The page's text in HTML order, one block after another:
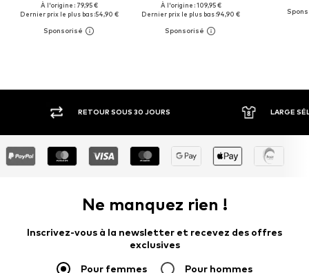
À l'origine : 79,95 €
Dernier prix le plus bas :54,90 €
À l'origine : 109,95 €
Dernier prix le plus bas :94,90 €
RETOUR SOUS 30 JOURS LARGE
Ne manquez rien !
Inscrivez-vous à la newsletter et recevez des offres
exclusives
Pour femmes Pour hommes